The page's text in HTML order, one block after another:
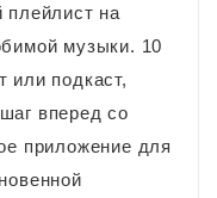
на
музыки. 10
или подкаст,
вперед со
приложение для